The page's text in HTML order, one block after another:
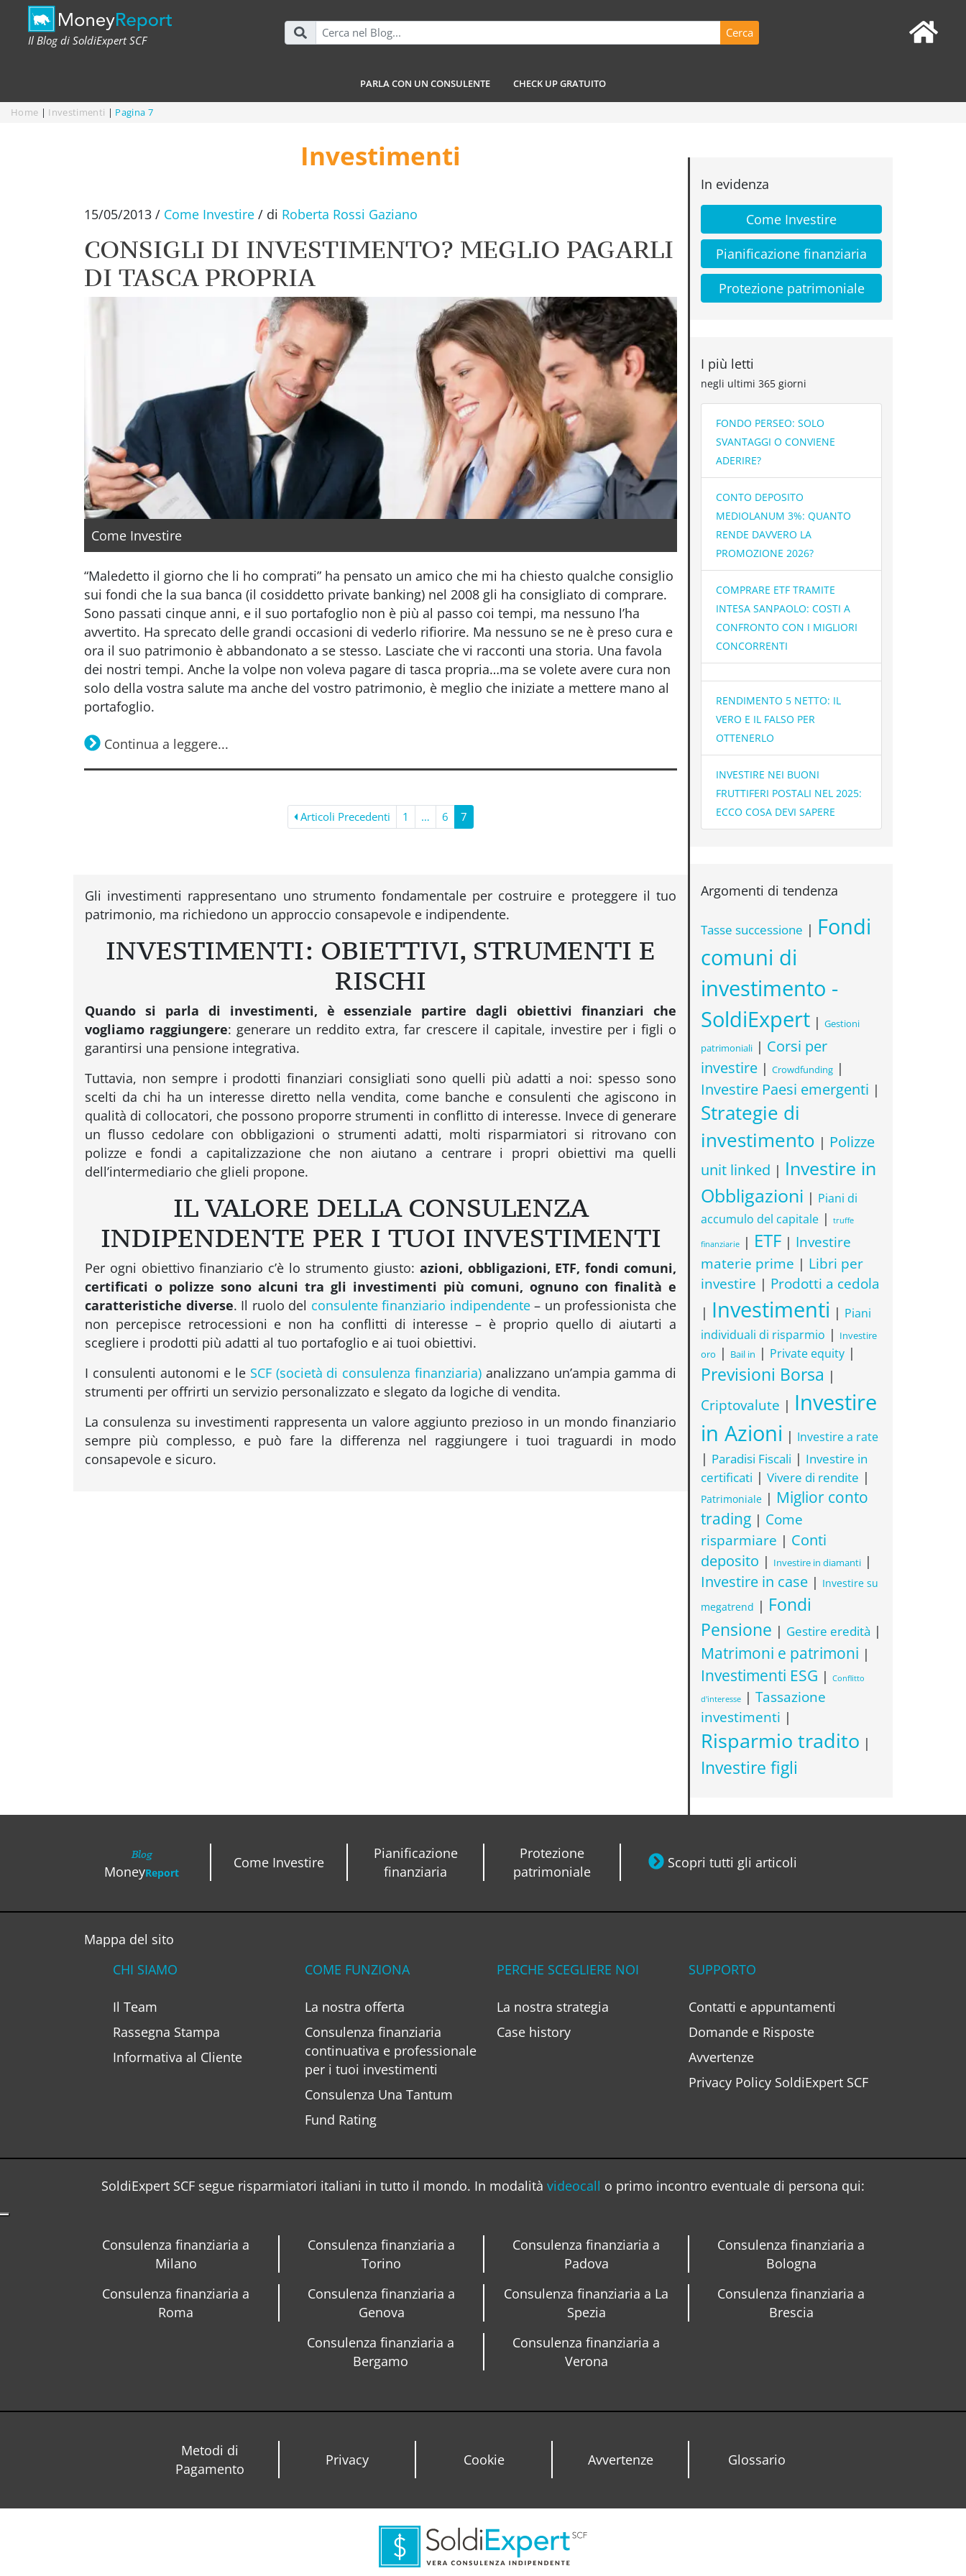
Il Blog di SoldiExpert SCF
PARLA CON UN CONSULENTE CHECK UP GRATUITO
Home | Investimenti | Pagina 7
Investimenti
15/05/2013 / Come Investire / di Roberta Rossi Gaziano
CONSIGLI DI INVESTIMENTO? MEGLIO PAGARLI
DI TASCA PROPRIA
Come Investire
“Maledetto il giorno che li ho comprati” ha pensato un amico che mi ha chiesto qualche consiglio
sui fondi che la sua banca (il cosiddetto private banking) nel 2008 gli ha consigliato di comprare.
Sono passati cinque anni, e il suo portafoglio non è più al passo coi tempi, ma nessuno l’ha
avvertito. Ha sprecato delle grandi occasioni di vederlo rifiorire. Ma nessuno se ne è preso cura e
ora il suo patrimonio è abbandonato a se stesso. Lasciate che vi racconti una storia. Una favola
dei nostri tempi. Anche la volpe non voleva pagare di tasca propria…ma se volete avere cura non
solo della vostra salute ma anche del vostro patrimonio, è meglio che iniziate a mettere mano al
portafoglio.
Continua a leggere...
Articoli Precedenti 1 … 6 7
Gli investimenti rappresentano uno strumento fondamentale per costruire e proteggere il tuo
patrimonio, ma richiedono un approccio consapevole e indipendente.
INVESTIMENTI: OBIETTIVI, STRUMENTI E
RISCHI
Quando si parla di investimenti, è essenziale partire dagli obiettivi finanziari che
vogliamo raggiungere: generare un reddito extra, far crescere il capitale, investire per i figli o
garantirsi una pensione integrativa.
Tuttavia, non sempre i prodotti finanziari consigliati sono quelli più adatti a noi: spesso sono
scelti da chi ha un interesse diretto nella vendita, come banche e consulenti che agiscono in
qualità di collocatori, che possono proporre strumenti in conflitto di interesse. Invece di generare
un flusso cedolare con obbligazioni o strumenti adatti, molti risparmiatori si ritrovano con
polizze e fondi a capitalizzazione che non aiutano a centrare i propri obiettivi ma quelli
dell’intermediario che glieli propone.
IL VALORE DELLA CONSULENZA
INDIPENDENTE PER I TUOI INVESTIMENTI
Per ogni obiettivo finanziario c’è lo strumento giusto: azioni, obbligazioni, ETF, fondi comuni,
certificati o polizze sono alcuni tra gli investimenti più comuni, ognuno con finalità e
caratteristiche diverse. Il ruolo del consulente finanziario indipendente– un professionista che
non percepisce retrocessioni e non ha conflitti di interesse – è proprio quello di aiutarti a
scegliere i prodotti più adatti al tuo portafoglio e ai tuoi obiettivi.
I consulenti autonomi e le SCF (società di consulenza finanziaria) analizzano un’ampia gamma di
strumenti per offrirti un servizio personalizzato e slegato da logiche di vendita.
La consulenza su investimenti rappresenta un valore aggiunto prezioso in un mondo finanziario
sempre più complesso, e può fare la differenza nel raggiungere i tuoi traguardi in modo
consapevole e sicuro.
In evidenza
Come Investire
Pianificazione finanziaria
Protezione patrimoniale
I più letti
negli ultimi 365 giorni
FONDO PERSEO: SOLO
SVANTAGGI O CONVIENE
ADERIRE?
CONTO DEPOSITO
MEDIOLANUM 3%: QUANTO
RENDE DAVVERO LA
PROMOZIONE 2026?
COMPRARE ETF TRAMITE
INTESA SANPAOLO: COSTI A
CONFRONTO CON I MIGLIORI
CONCORRENTI
RENDIMENTO 5 NETTO: IL
VERO E IL FALSO PER
OTTENERLO
INVESTIRE NEI BUONI
FRUTTIFERI POSTALI NEL 2025:
ECCO COSA DEVI SAPERE
Argomenti di tendenza
Tasse successione | Fondi
comuni di
investimento -
SoldiExpert | Gestioni
patrimoniali | Corsi per
investire | Crowdfunding |
Investire Paesi emergenti |
Strategie di
investimento | Polizze
unit linked | Investire in
Obbligazioni | Piani di
accumulo del capitale | truffe
finanziarie | ETF | Investire
materie prime | Libri per
investire | Prodotti a cedola
| Investimenti | Piani
individuali di risparmio | Investire
oro | Bail in | Private equity |
Previsioni Borsa |
Criptovalute | Investire
in Azioni | Investire a rate
| Paradisi Fiscali | Investire in
certificati | Vivere di rendite |
Patrimoniale | Miglior conto
trading | Come
risparmiare | Conti
deposito | Investire in diamanti |
Investire in case | Investire su
megatrend | Fondi
Pensione | Gestire eredità |
Matrimoni e patrimoni |
Investimenti ESG | Conflitto
d'interesse | Tassazione
investimenti |
Risparmio tradito |
Investire figli
Blog
MoneyReport
Come Investire
Pianificazione
finanziaria
Protezione
patrimoniale
Scopri tutti gli articoli
Mappa del sito
CHI SIAMO
Il Team
Rassegna Stampa
Informativa al Cliente
COME FUNZIONA
La nostra offerta
Consulenza finanziaria
continuativa e professionale
per i tuoi investimenti
Consulenza Una Tantum
Fund Rating
PERCHE SCEGLIERE NOI
La nostra strategia
Case history
SUPPORTO
Contatti e appuntamenti
Domande e Risposte
Avvertenze
Privacy Policy SoldiExpert SCF
SoldiExpert SCF segue risparmiatori italiani in tutto il mondo. In modalità videocall o primo incontro eventuale di persona qui:
Consulenza finanziaria a
Milano
Consulenza finanziaria a
Torino
Consulenza finanziaria a
Padova
Consulenza finanziaria a
Bologna
Consulenza finanziaria a
Roma
Consulenza finanziaria a
Genova
Consulenza finanziaria a La
Spezia
Consulenza finanziaria a
Brescia
Consulenza finanziaria a
Bergamo
Consulenza finanziaria a
Verona
Metodi di
Pagamento
Privacy Cookie Avvertenze Glossario